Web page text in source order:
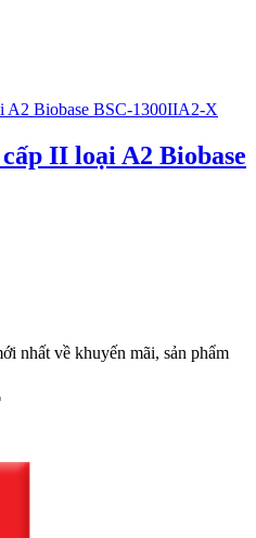
II loại A2 Biobase
nhất về khuyến mãi, sản phẩm